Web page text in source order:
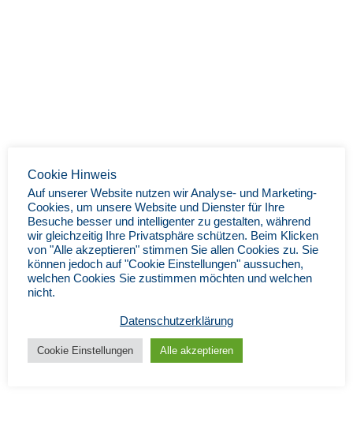
Cookie Hinweis
Auf unserer Website nutzen wir Analyse- und Marketing-
Cookies, um unsere Website und Dienster für Ihre
Besuche besser und intelligenter zu gestalten, während
wir gleichzeitig Ihre Privatsphäre schützen. Beim Klicken
von "Alle akzeptieren" stimmen Sie allen Cookies zu. Sie
können jedoch auf "Cookie Einstellungen" aussuchen,
welchen Cookies Sie zustimmen möchten und welchen
nicht.
Datenschutzerklärung
Cookie Einstellungen Alle akzeptieren